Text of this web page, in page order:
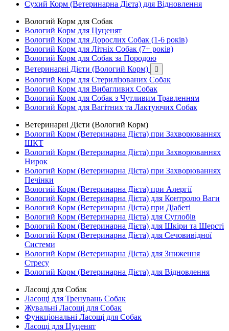
Сухий Корм (Ветеринарна Дієта) для Відновлення
Вологий Корм для Собак
Вологий Корм для Цуценят
Вологий Корм для Дорослих Собак (1-6 років)
Вологий Корм для Літніх Собак (7+ років)
Вологий Корм для Собак за Породою
Ветеринарні Дієти (Вологий Корм)

Вологий Корм для Стерилізованих Собак
Вологий Корм для Вибагливих Собак
Вологий Корм для Собак з Чутливим Травленням
Вологий Корм для Вагітних та Лактуючих Собак
Ветеринарні Дієти (Вологий Корм)
Вологий Корм (Ветеринарна Дієта) при Захворюваннях
ШКТ
Вологий Корм (Ветеринарна Дієта) при Захворюваннях
Нирок
Вологий Корм (Ветеринарна Дієта) при Захворюваннях
Печінки
Вологий Корм (Ветеринарна Дієта) при Алергії
Вологий Корм (Ветеринарна Дієта) для Контролю Ваги
Вологий Корм (Ветеринарна Дієта) при Діабеті
Вологий Корм (Ветеринарна Дієта) для Суглобів
Вологий Корм (Ветеринарна Дієта) для Шкіри та Шерсті
Вологий Корм (Ветеринарна Дієта) для Сечовивідної
Системи
Вологий Корм (Ветеринарна Дієта) для Зниження
Стресу
Вологий Корм (Ветеринарна Дієта) для Відновлення
Ласощі для Собак
Ласощі для Тренувань Собак
Жувальні Ласощі для Собак
Функціональні Ласощі для Собак
Ласощі для Цуценят